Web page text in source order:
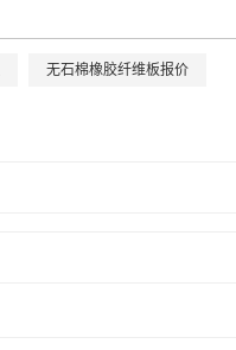
无石棉橡胶纤维板报价